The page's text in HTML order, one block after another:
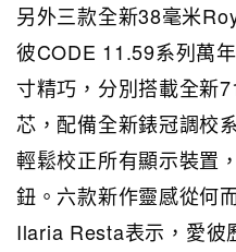
另外三款全新38毫米
彼CODE 11.59系列萬
寸精巧，分別搭載全新
芯，配備全新錶冠調校
輕鬆校正所有顯示裝置
鈕。六款新作靈感從何
Ilaria Resta表示，愛彼